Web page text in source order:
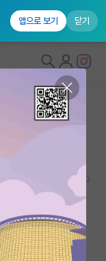
앱으로 보기 닫기